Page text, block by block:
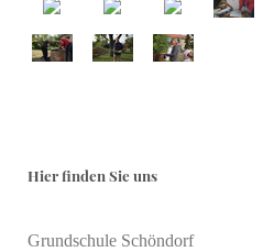
Hier finden Sie uns
Grundschule Schöndorf